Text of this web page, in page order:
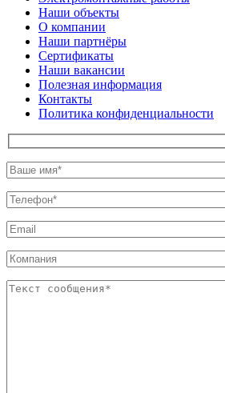
Наши объекты
О компании
Наши партнёры
Сертификаты
Наши вакансии
Полезная информация
Контакты
Политика конфиденциальности